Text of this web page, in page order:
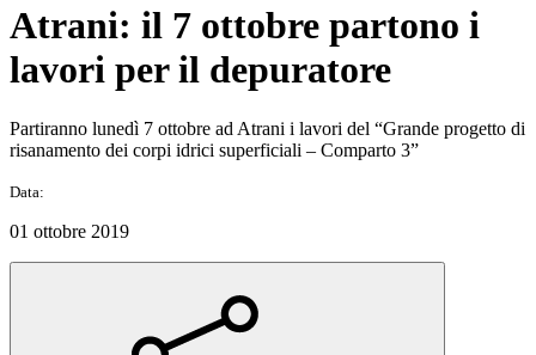
Atrani: il 7 ottobre partono i
lavori per il depuratore
Partiranno lunedì 7 ottobre ad Atrani i lavori del “Grande progetto di
risanamento dei corpi idrici superficiali – Comparto 3”
Data:
01 ottobre 2019